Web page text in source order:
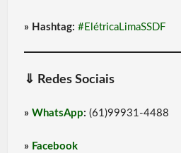
» Hashtag: #ElétricaLimaSSDF
⇓ Redes Sociais
» WhatsApp: (61)99931-4488
» Facebook